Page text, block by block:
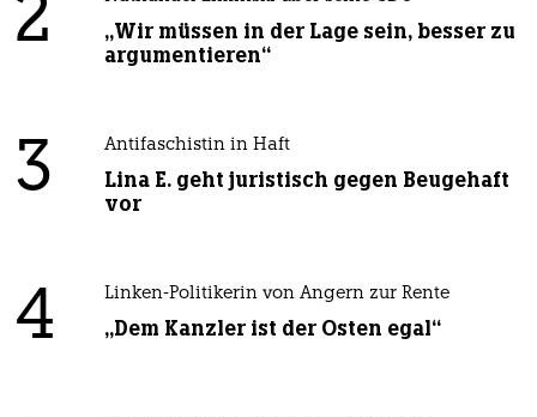
2
„Wir müssen in der Lage sein, besser zu
argumentieren“
3 Antifaschistin in Haft
Lina E. geht juristisch gegen Beugehaft
vor
4 Linken-Politikerin von Angern zur Rente
„Dem Kanzler ist der Osten egal“